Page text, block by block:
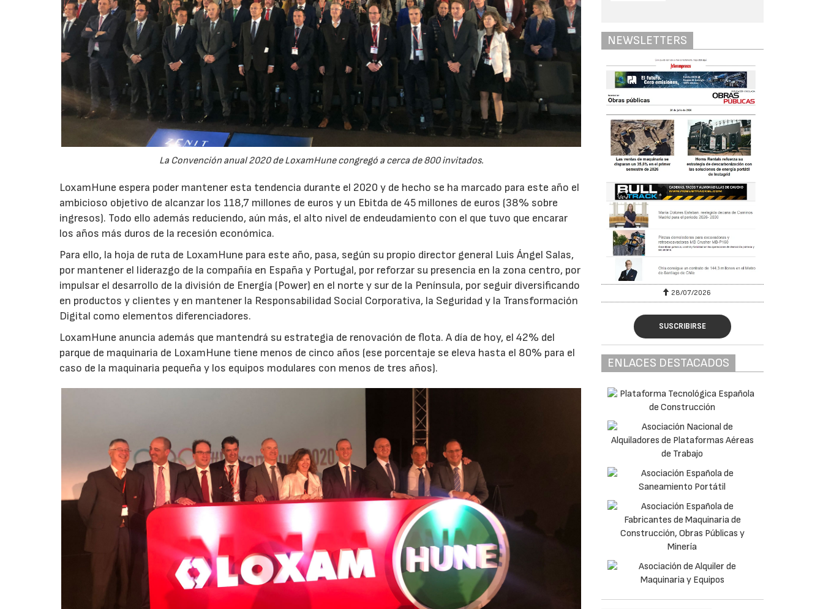
La Convención anual 2020 de LoxamHune congregó a cerca de 800 invitados.
LoxamHune espera poder mantener esta tendencia durante el 2020 y de hecho se ha marcado para este año el
ambicioso objetivo de alcanzar los 118,7 millones de euros y un Ebitda de 45 millones de euros (38% sobre
ingresos). Todo ello además reduciendo, aún más, el alto nivel de endeudamiento con el que tuvo que encarar
los años más duros de la recesión económica.
Para ello, la hoja de ruta de LoxamHune para este año, pasa, según su propio director general Luis Ángel Salas,
por mantener el liderazgo de la compañía en España y Portugal, por reforzar su presencia en la zona centro, por
impulsar el desarrollo de la división de Energía (Power) en el norte y sur de la Península, por seguir diversificando
en productos y clientes y en mantener la Responsabilidad Social Corporativa, la Seguridad y la Transformación
Digital como elementos diferenciadores.
LoxamHune anuncia además que mantendrá su estrategia de renovación de flota. A día de hoy, el 42% del
parque de maquinaria de LoxamHune tiene menos de cinco años (ese porcentaje se eleva hasta el 80% para el
caso de la maquinaria pequeña y los equipos modulares con menos de tres años).
NEWSLETTERS
30/07/2026 28/07/2026
SUSCRIBIRSE
ENLACES DESTACADOS